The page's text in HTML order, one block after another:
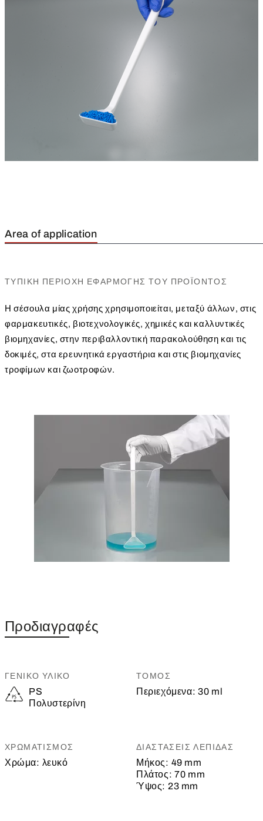
Area of application
ΤΥΠΙΚΉ ΠΕΡΙΟΧΉ ΕΦΑΡΜΟΓΉΣ ΤΟΥ ΠΡΟΪΌΝΤΟΣ
Η σέσουλα μίας χρήσης χρησιμοποιείται, μεταξύ άλλων, στις
φαρμακευτικές, βιοτεχνολογικές, χημικές και καλλυντικές
βιομηχανίες, στην περιβαλλοντική παρακολούθηση και τις
δοκιμές, στα ερευνητικά εργαστήρια και στις βιομηχανίες
τροφίμων και ζωοτροφών.
Προδιαγραφές
ΓΕΝΙΚΌ ΥΛΙΚΌ
PS
Πολυστερίνη
ΤΌΜΟΣ
Περιεχόμενα: 30 ml
ΧΡΩΜΑΤΙΣΜΌΣ
Χρώμα: λευκό
ΔΙΑΣΤΆΣΕΙΣ ΛΕΠΊΔΑΣ
Μήκος: 49 mm
Πλάτος: 70 mm
Ύψος: 23 mm